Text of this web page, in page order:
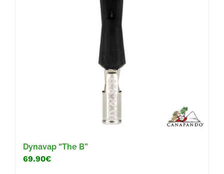
Dynavap “The B”
69.90€